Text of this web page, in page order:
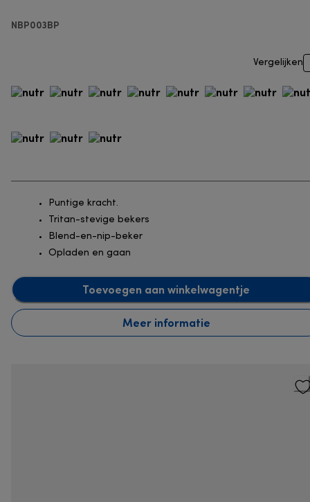
NBP003BP
Vergelijken
Puntige kracht.
Tritan-stevige bekers
Blend-en-nip-beker
Opladen en gaan
Toevoegen aan winkelwagentje
Meer informatie